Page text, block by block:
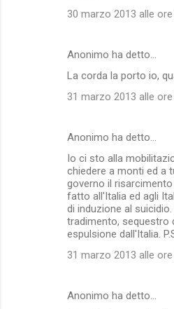
30 marzo 2013 alle ore
Anonimo ha detto…
La corda la porto io,
31 marzo 2013 alle
Anonimo ha detto…
Io ci sto alla
chiedere a monti ed a
governo il
fatto all'Italia ed agli
di induzione al
tradimento, sequestro
espulsione dall'Italia.
31 marzo 2013 alle ore
Anonimo ha detto…